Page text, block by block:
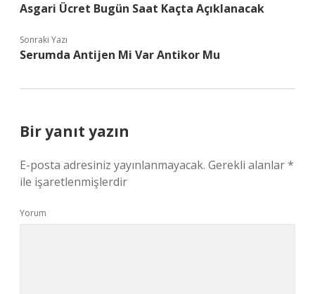
Asgari Ücret Bugün Saat Kaçta Açıklanacak
Sonraki Yazı
Serumda Antijen Mi Var Antikor Mu
Bir yanıt yazın
E-posta adresiniz yayınlanmayacak. Gerekli alanlar*
ile işaretlenmişlerdir
Yorum